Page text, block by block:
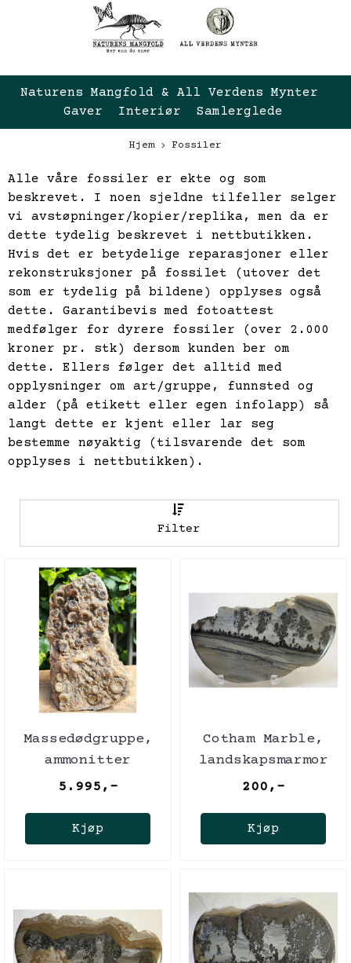
Naturens Mangfold & All Verdens Mynter 
Gaver  Interiør  Samlerglede
Hjem Fossiler
Alle våre fossiler er ekte og som
beskrevet. I noen sjeldne tilfeller selger
vi avstøpninger/kopier/replika, men da er
dette tydelig beskrevet i nettbutikken.
Hvis det er betydelige reparasjoner eller
rekonstruksjoner på fossilet (utover det
som er tydelig på bildene) opplyses også
dette. Garantibevis med fotoattest
medfølger for dyrere fossiler (over 2.000
kroner pr. stk) dersom kunden ber om
dette. Ellers følger det alltid med
opplysninger om art/gruppe, funnsted og
alder (på etikett eller egen infolapp) så
langt dette er kjent eller lar seg
bestemme nøyaktig (tilsvarende det som
opplyses i nettbutikken).
Filter
Massedødgruppe,
ammonitter
(Promicroceras
Magna
5.995,-
Kjøp
Cotham Marble,
landskapsmarmor
200,-
Kjøp